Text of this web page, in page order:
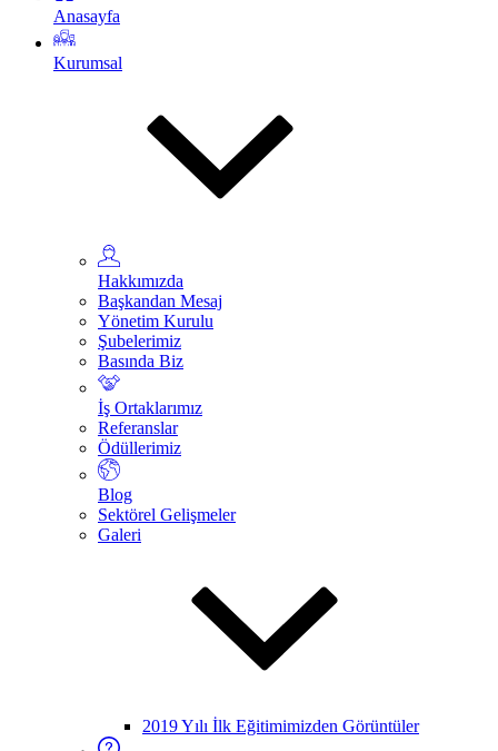
Anasayfa
Kurumsal
Hakkımızda
Başkandan Mesaj
Yönetim Kurulu
Şubelerimiz
Basında Biz
İş Ortaklarımız
Referanslar
Ödüllerimiz
Blog
Sektörel Gelişmeler
Galeri
2019 Yılı İlk Eğitimimizden Görüntüler